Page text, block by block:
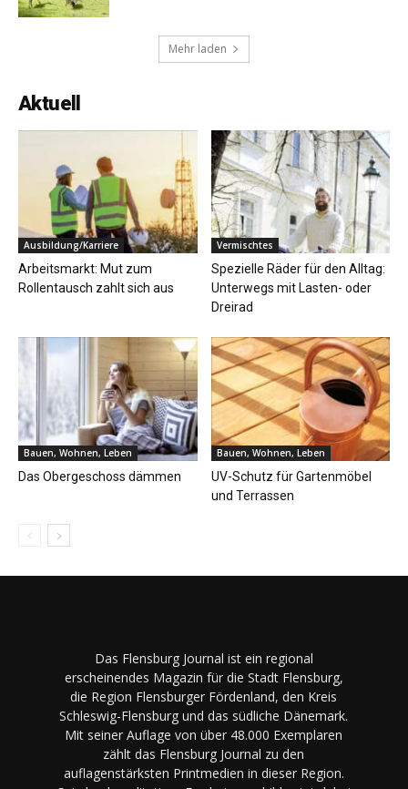
Mehr laden
Aktuell
Ausbildung/Karriere
Arbeitsmarkt: Mut zum
Rollentausch zahlt sich aus
Vermischtes
Spezielle Räder für den Alltag:
Unterwegs mit Lasten- oder
Dreirad
Bauen, Wohnen, Leben
Das Obergeschoss dämmen
Bauen, Wohnen, Leben
UV-Schutz für Gartenmöbel
und Terrassen
Das Flensburg Journal ist ein regional
erscheinendes Magazin für die Stadt Flensburg,
die Region Flensburger Fördenland, den Kreis
Schleswig-Flensburg und das südliche Dänemark.
Mit seiner Auflage von über 48.000 Exemplaren
zählt das Flensburg Journal zu den
auflagenstärksten Printmedien in dieser Region.